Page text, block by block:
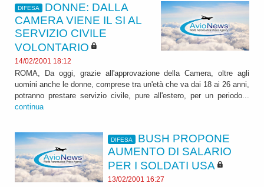
DIFESA
DONNE: DALLA
CAMERA VIENE IL SI AL
SERVIZIO CIVILE
VOLONTARIO
14/02/2001 18:12
ROMA, Da oggi, grazie all'approvazione della Camera, oltre agli
uomini anche le donne, comprese tra un'età che va dai 18 ai 26 anni,
potranno prestare servizio civile, pure all'estero, per un periodo...
continua
DIFESA
BUSH PROPONE
AUMENTO DI SALARIO
PER I SOLDATI USA
13/02/2001 16:27